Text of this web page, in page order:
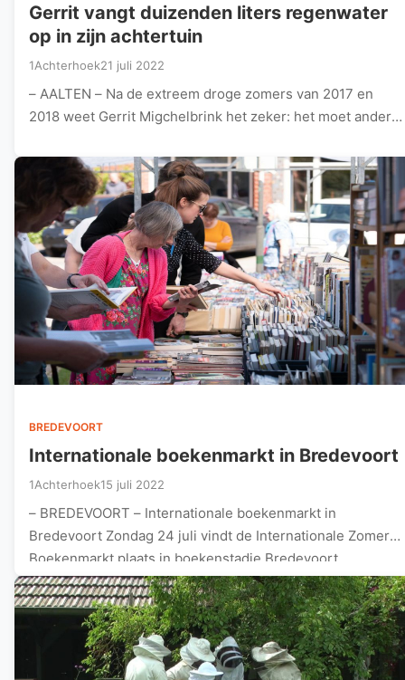
Gerrit vangt duizenden liters regenwater
op in zijn achtertuin
1Achterhoek21 juli 2022
– AALTEN – Na de extreem droge zomers van 2017 en
2018 weet Gerrit Migchelbrink het zeker: het moet anders.
BREDEVOORT
Internationale boekenmarkt in Bredevoort
1Achterhoek15 juli 2022
– BREDEVOORT – Internationale boekenmarkt in
Bredevoort Zondag 24 juli vindt de Internationale Zomer
Boekenmarkt plaats in boekenstadje Bredevoort.
Diverse…